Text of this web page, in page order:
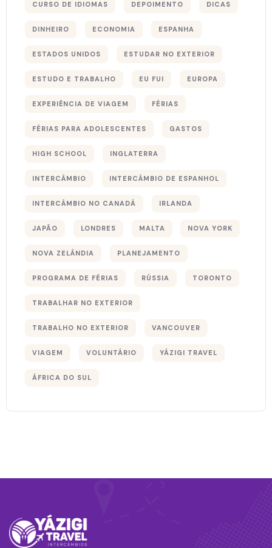
CURSO DE IDIOMAS DEPOIMENTO DICAS
DINHEIRO ECONOMIA ESPANHA
ESTADOS UNIDOS ESTUDAR NO EXTERIOR
ESTUDO E TRABALHO EU FUI EUROPA
EXPERIÊNCIA DE VIAGEM FÉRIAS
FÉRIAS PARA ADOLESCENTES GASTOS
HIGH SCHOOL INGLATERRA
INTERCÂMBIO INTERCÂMBIO DE ESPANHOL
INTERCÂMBIO NO CANADÁ IRLANDA
JAPÃO LONDRES MALTA NOVA YORK
NOVA ZELÂNDIA PLANEJAMENTO
PROGRAMA DE FÉRIAS RÚSSIA TORONTO
TRABALHAR NO EXTERIOR
TRABALHO NO EXTERIOR VANCOUVER
VIAGEM VOLUNTÁRIO YÁZIGI TRAVEL
ÁFRICA DO SUL